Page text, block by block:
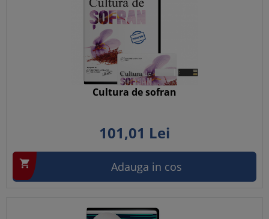
Cultura de sofran
101,01 Lei
 Adauga in cos